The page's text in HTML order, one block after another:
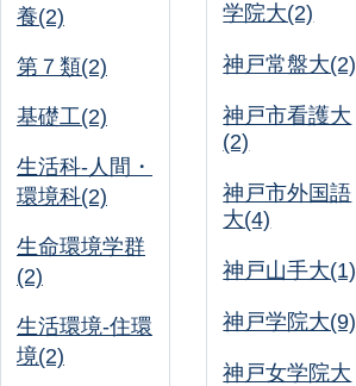
養(2)
第７類(2)
基礎工(2)
生活科-人間・
環境科(2)
生命環境学群
(2)
生活環境-住環
境(2)
学院大(2)
神戸常盤大(2)
神戸市看護大
(2)
神戸市外国語
大(4)
神戸山手大(1)
神戸学院大(9)
神戸女学院大